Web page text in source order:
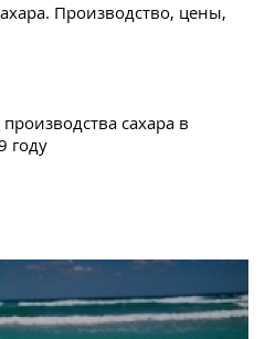
Производство, цены,
сахара в
году